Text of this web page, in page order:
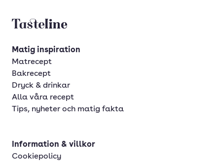
Tasteline startsida
Matig inspiration
Matrecept
Bakrecept
Dryck & drinkar
Alla våra recept
Tips, nyheter och matig fakta
Information & villkor
Cookiepolicy